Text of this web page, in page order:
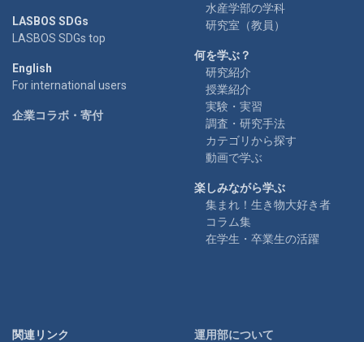
LASBOS SDGs
LASBOS SDGs top
English
For international users
企業コラボ・寄付
水産学部の学科
研究室（教員）
何を学ぶ？
研究紹介
授業紹介
実験・実習
調査・研究手法
カテゴリから探す
動画で学ぶ
楽しみながら学ぶ
集まれ！生き物大好き者
コラム集
在学生・卒業生の活躍
関連リンク 運用部について